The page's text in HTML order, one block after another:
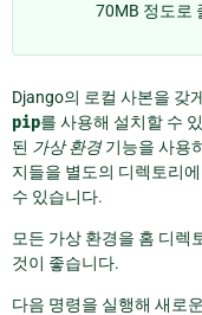
70MB 정도로
Django의 로컬 사본을 갖
pip를 사용해 설치할 수
된 가상 환경기능을 사용
지들을 별도의 디렉토리
수 있습니다.
모든 가상 환경을 홈 디렉
것이 좋습니다.
다음 명령을 실행해 새로